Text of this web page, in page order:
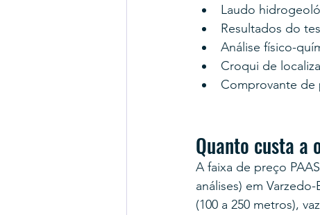
Laudo
Resultados do
Análise físico-
Croqui de
Comprovante de
Quanto custa a
A faixa de preço
análises) em
(100 a 250 metros),